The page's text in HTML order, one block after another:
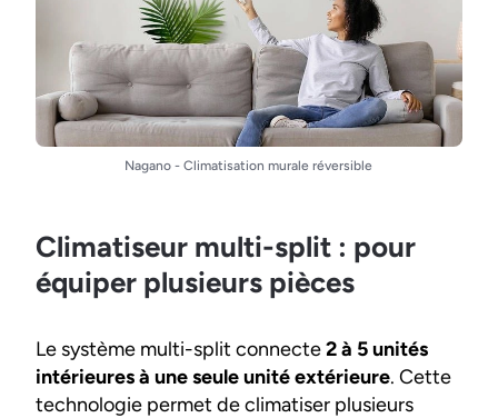
Nagano - Climatisation murale réversible
Climatiseur multi-split : pour
équiper plusieurs pièces
Le système multi-split connecte2 à 5 unités
intérieures à une seule unité extérieure. Cette
technologie permet de climatiser plusieurs